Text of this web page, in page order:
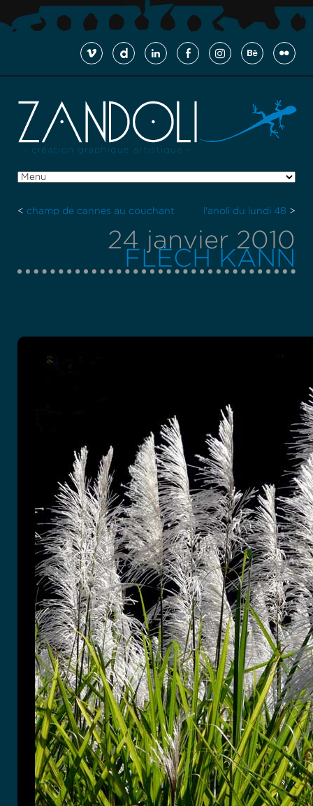
< champ de cannes au couchant l'anoli du lundi 48 >
24 janvier 2010
FLÈCH KANN